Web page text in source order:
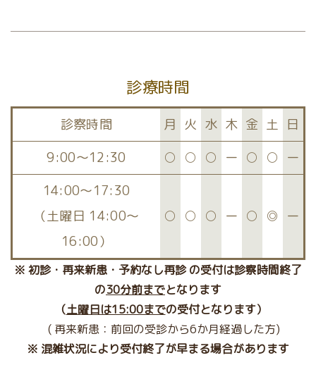
診療時間
診察時間 月 火 水 木 金 土 日
9:00～12:30
○ ○ ○ ー ○ ○ ー
14:00〜17:30
（土曜日 14:00～
16:00）
○ ○ ○ ー ○ ◎ ー
※ 初診・再来新患・予約なし再診 の受付は診察時間終了
の30分前までとなります
（土曜日は15:00までの受付となります）
( 再来新患：前回の受診から6か月経過した方)
※ 混雑状況により受付終了が早まる場合があります